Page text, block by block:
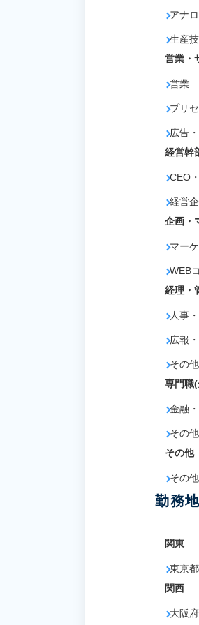
アナ
生産
営業・
営業
プリ
広告
経営幹
CEO
経営
企画・
マー
WEB
経理・
人事
広報
その
専門職
金融
その
その他
その他
勤務地
関東
東京都
関西
大阪府